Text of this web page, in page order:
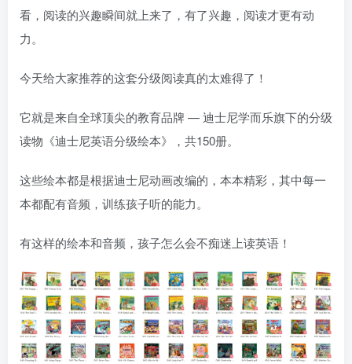
看，阅读的兴趣瞬间就上来了，有了兴趣，阅读才更有动
力。
今天给大家推荐的这套分级阅读真的太难得了！
它就是来自全球顶尖的教育品牌 — 迪士尼学而乐旗下的分级
读物《迪士尼英语分级绘本》，共150册。
这些绘本都是根据迪士尼动画改编的，本本精彩，其中每一
本都配有音频，训练孩子听的能力。
有这样的绘本和音频，孩子怎么会不痴迷上读英语！